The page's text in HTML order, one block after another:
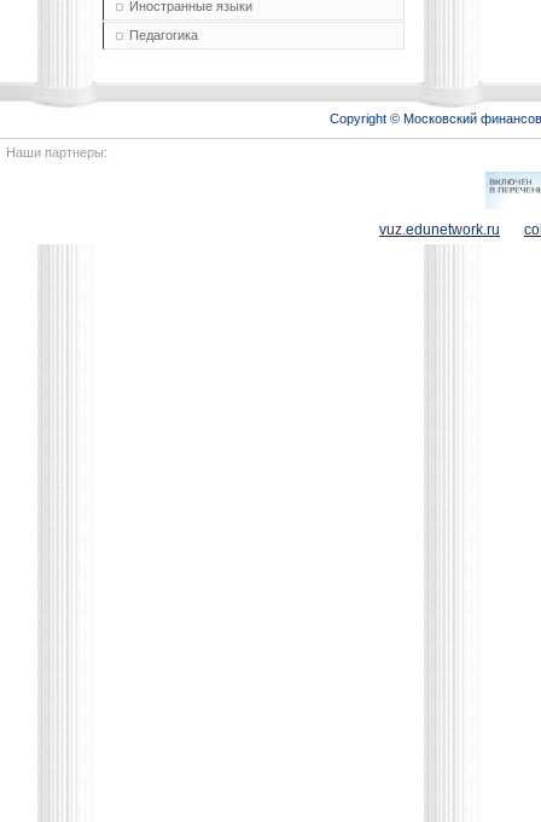
Иностранные языки
Педагогика
Copyright © Московский
Наши партнеры:
vuz.edunetwork.ru